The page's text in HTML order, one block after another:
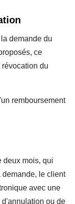
demande du
ce
du
remboursement
deux mois, qui
demande, le client
avec une
ou de